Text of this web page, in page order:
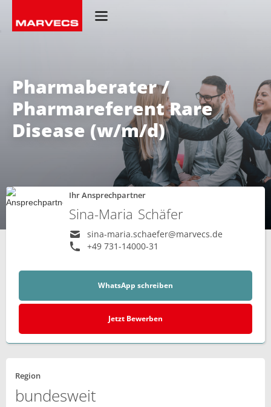
Pharmaberater /
Pharmareferent Rare
Disease (w/m/d)
Ihr Ansprechpartner
Sina-Maria Schäfer
sina-maria.schaefer@marvecs.de
+49 731-14000-31
WhatsApp schreiben
Jetzt Bewerben
Region
bundesweit